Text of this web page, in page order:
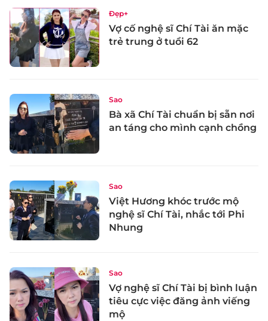
Đẹp+
Vợ cố nghệ sĩ Chí Tài ăn mặc
trẻ trung ở tuổi 62
Sao
Bà xã Chí Tài chuẩn bị sẵn nơi
an táng cho mình cạnh chồng
Sao
Việt Hương khóc trước mộ
nghệ sĩ Chí Tài, nhắc tới Phi
Nhung
Sao
Vợ nghệ sĩ Chí Tài bị bình luận
tiêu cực việc đăng ảnh viếng
mộ